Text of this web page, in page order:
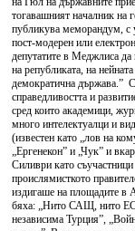
тогавашният началник на
публикува меморандум, с
пост-модерен или
депутатите в Меджлиса да
на републиката, на
демократична държава.”
справедливостта и
сред които академици,
много интелектуалци и
(известен като „лов на
„Ергенекон” и „Чук” и
Силиври като
проислямисткото
издигаше на площадите в
бяха: „Нито САЩ, нито ЕС,
независима Турция”,